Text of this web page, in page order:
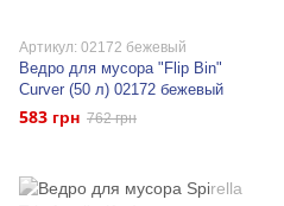
Артикул: 02172 бежевый
Ведро для мусора "Flip Bin"
Curver (50 л) 02172 бежевый
583 грн 762 грн